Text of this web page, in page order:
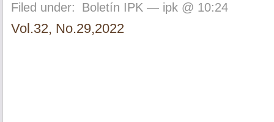
Filed under: Boletín IPK — ipk @ 10:24
Vol.32, No.29,2022